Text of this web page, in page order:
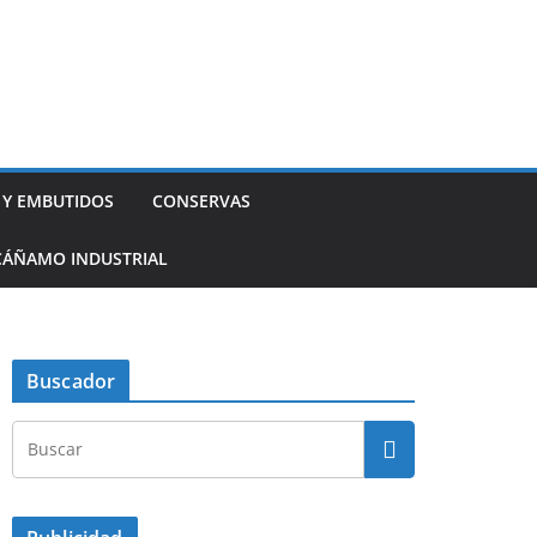
EMBUTIDOS CONSERVAS
INDUSTRIAL
Buscador